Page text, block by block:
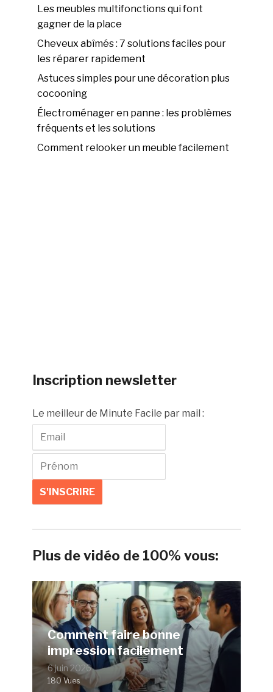
Les meubles multifonctions qui font
gagner de la place
Cheveux abîmés : 7 solutions faciles pour
les réparer rapidement
Astuces simples pour une décoration plus
cocooning
Électroménager en panne : les problèmes
fréquents et les solutions
Comment relooker un meuble facilement
Inscription newsletter
Le meilleur de Minute Facile par mail :
Plus de vidéo de 100% vous:
Comment faire bonne
impression facilement
6 juin 2026
180 Vues